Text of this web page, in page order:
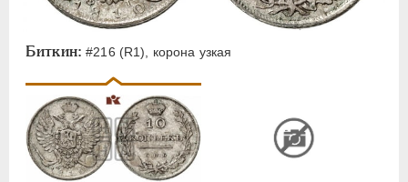
Биткин: #216 (R1), корона узкая